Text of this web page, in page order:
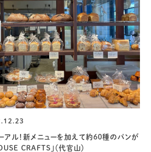
アル！新メニューを加えて約60種のパンが
CRAFTS」（代官山）